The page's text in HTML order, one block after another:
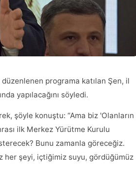
programa katılan Şen, il
yapılacağını söyledi.
şöyle konuştu: “Ama biz 'Olanların
ilk Merkez Yürütme Kurulu
Bunu zamanla göreceğiz.
her şeyi, içtiğimiz suyu, gördüğümüz